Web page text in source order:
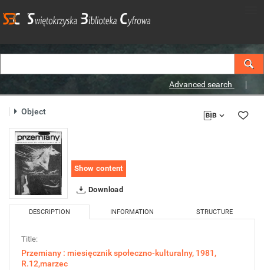
Advanced search
Object
Show content
Download
DESCRIPTION INFORMATION STRUCTURE
Title:
Przemiany : miesięcznik społeczno-kulturalny, 1981,
R.12,marzec